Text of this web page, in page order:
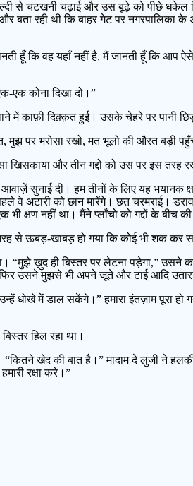
से चटखनी चढ़ाई और उस बूढ़े को पीछे
बता रही थी कि बाहर गेट पर
हूँ कि वह यहाँ नहीं है, मैं जानती हूँ कि आप
एक कोना दिखा दो।”
में काफ़ी दिक़्क़त हुई। उसके चेहरे पर
पर भरोसा रखो, मत भूलो की औरत बड़ी
खिसकाया और तीन गद्दों को उस पर इस तरह
सुनाई दीं। हम तीनों के लिए यह
वे अटारी को छान मारेंगे। छत चरमराई।
क्षण नहीं था। मैंने प्लाँचो को गद्दों के बीच
से ऊबड़-खाबड़ हो गया कि कोई भी शक कर
ख़ुद ही बिस्तर पर लेटना पड़ेगा,” उसने
उसने मुझसे भी अपने जूते और टाई आदि
धोखे में डाल सकेंगे।” हमारा इंतज़ाम पूरा
हिल रहा था।
खेद की बात है।” मादाम दे लुजी ने
रक्षा करे।”